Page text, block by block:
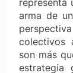
arma de
colectivos
son más
estrategia